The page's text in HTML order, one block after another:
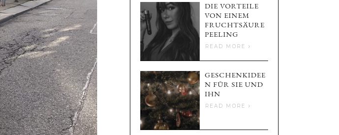
DIE VORTEILE
VON EINEM
FRUCHTSÄURE
PEELING
READ MORE
GESCHENKIDEE
N FÜR SIE UND
IHN
READ MORE